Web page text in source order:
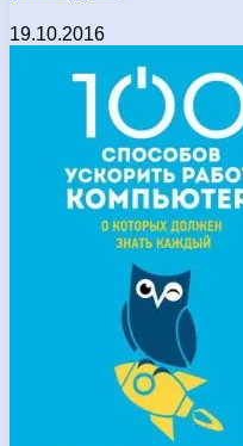
19.10.2016